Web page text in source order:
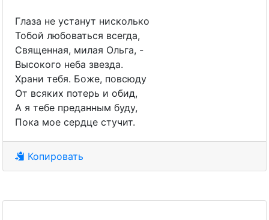
Глаза не устанут нисколько
Тобой любоваться всегда,
Священная, милая Ольга, -
Высокого неба звезда.
Храни тебя. Боже, повсюду
От всяких потерь и обид,
А я тебе преданным буду,
Пока мое сердце стучит.
Копировать